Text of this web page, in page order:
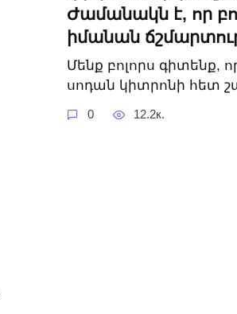
Ժամանակն է, որ
իմանան
Մենք բոլորս գիտենք,
սոդան կիտրոնի հետ
0 12.2к.